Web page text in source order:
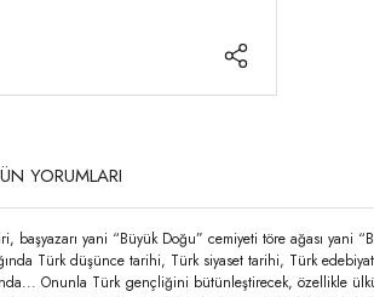
YORUMLARI
yani “Büyük Doğu” cemiyeti töre ağası yani
Türk düşünce tarihi, Türk siyaset tarihi, Türk
Onunla Türk gençliğini bütünleştirecek, özellikle